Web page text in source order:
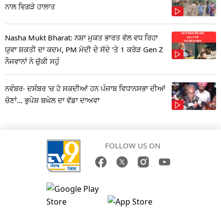
ਨਾਲ ਵਿਗੜੇ ਹਾਲਾਤ
Nasha Mukt Bharat: ਨਸ਼ਾ ਮੁਕਤ ਭਾਰਤ ਵੱਲ ਵਧ ਰਿਹਾ
ਯੁਵਾ ਸ਼ਕਤੀ ਦਾ ਕਦਮ, PM ਮੋਦੀ ਦੇ ਸੱਦੇ 'ਤੇ 1 ਕਰੋੜ Gen Z
ਨੌਜਵਾਨਾਂ ਨੇ ਚੁੱਕੀ ਸਹੁੰ
ਨਵੰਬਰ- ਦਸੰਬਰ 'ਚ ਹੋ ਸਕਦੀਆਂ ਹਨ ਪੰਜਾਬ ਵਿਧਾਨਸਭਾ ਦੀਆਂ
ਚੋਣਾਂ... ਭੁਪੇਸ਼ ਬਘੇਲ ਦਾ ਵੱਡਾ ਦਾਅਵਾ
FOLLOW US ON